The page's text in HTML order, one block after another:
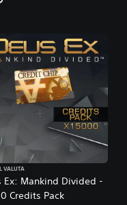
Ex: Mankind Divided -
Credits Pack
VALUTA